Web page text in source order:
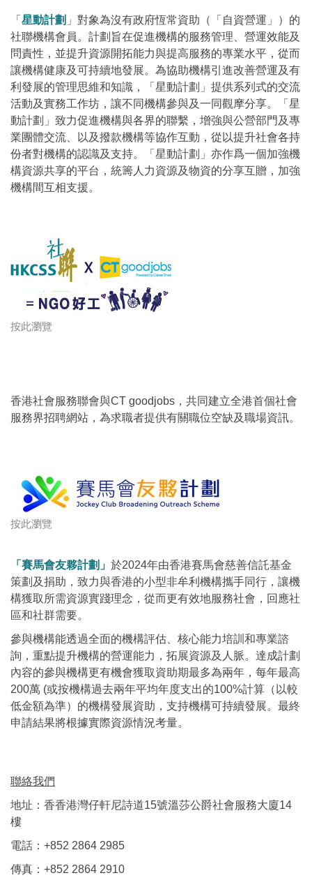
「 星動計劃 」對象為沒有政府恆常資助（「自資營運」）的
社聯機構會員。計劃旨在促進機構的服務管理、營運效能及
問責性，並提升資源開拓能力與提高服務的專業水平，從而
讓機構健康及可持續地發展。為協助機構引進改善營運及有
利發展的管理思維和知識，「星動計劃」提供系列式的交流
活動及實務工作坊，讓不同機構參與及一同觀摩分享。「星
動計劃」致力促進機構與各界的聯繫，增強與公營部門及專
業團體交流、以及撥款機構等協作互動，從以提升社會各持
份者對機構的認識及支持。「星動計劃」亦作爲一個加強機
構資源共享的平台，統籌人力資源及物資的分享互贈，加強
機構間互相支援。
按此瀏覽
香港社會服務聯會與CT goodjobs，共同建立全港首個社會
服務界招聘網站，為求職者提供有關職位空缺及職場資訊。
按此瀏覽
「賽馬會友夥計劃」 於2024年由香港賽馬會慈善信託基金
策劃及捐助，致力與香港的小型非牟利機構攜手同行，讓機
構獲取所需資源實踐理念，從而更有效地服務社會，回應社
區和社群需要。
參與機構能透過全面的機構評估、核心能力培訓和專業諮
詢，重點提升機構的營運能力，拓展資源及人脈。達成計劃
內容的參與機構更有機會獲取資助期最多為兩年，每年最高
200萬 (或按機構過去兩年平均年度支出的100%計算（以較
低金額為準）的機構發展資助，支持機構可持續發展。最終
申請結果將根據實際資源情況考量。
聯絡我們
地址：香香港灣仔軒尼詩道15號溫莎公爵社會服務大廈14
樓
電話：+852 2864 2985
傳真：+852 2864 2910